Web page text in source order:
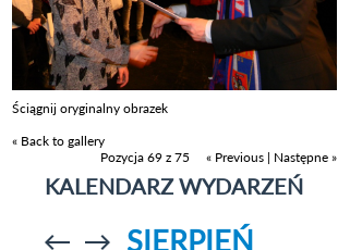
Ściągnij oryginalny obrazek
« Back to gallery
Pozycja 69 z 75
« Previous | Następne »
KALENDARZ WYDARZEŃ
Przejdź doPrzejdź do
SIERPIEŃ